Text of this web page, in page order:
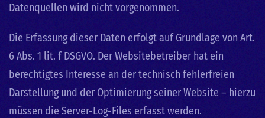
Datenquellen wird nicht vorgenommen.
Die Erfassung dieser Daten erfolgt auf Grundlage von Art.
6 Abs. 1 lit. f DSGVO. Der Websitebetreiber hat ein
berechtigtes Interesse an der technisch fehlerfreien
Darstellung und der Optimierung seiner Website – hierzu
müssen die Server-Log-Files erfasst werden.